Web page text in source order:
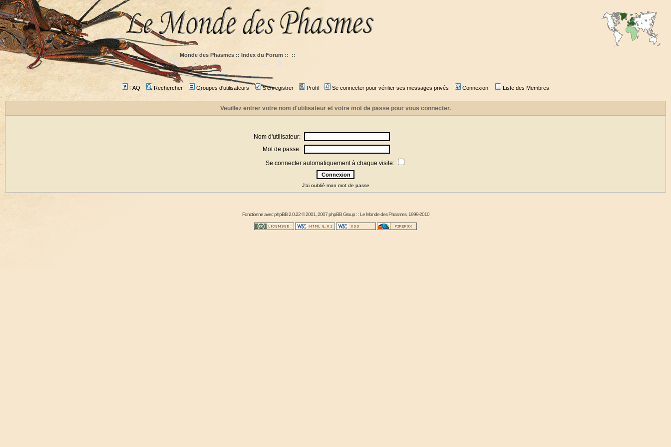
Monde des Phasmes :: Index du Forum :: ::
FAQ Rechercher Groupes d'utilisateurs S'enregistrer Profil Se connecter pour vérifier ses messages privés Connexion Liste des Membres
Veuillez entrer votre nom d'utilisateur et votre mot de passe pour vous connecter.
Nom d'utilisateur:
Mot de passe:
Se connecter automatiquement à chaque visite:
J'ai oublié mon mot de passe
Fonctionne avecphpBB2.0.22 © 2001, 2007 phpBB Group : :Le Monde des Phasmes, 1999-2010